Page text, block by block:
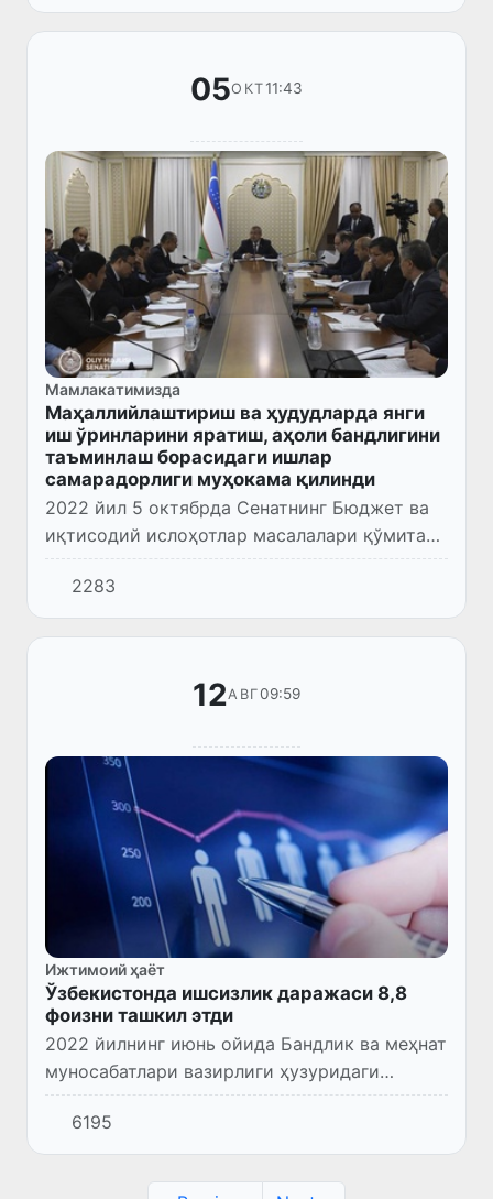
амалга оширилган ишларни ўр...
05ОКТ11:43
Мамлакатимизда
Маҳаллийлаштириш ва ҳудудларда янги
иш ўринларини яратиш, аҳоли бандлигини
таъминлаш борасидаги ишлар
самарадорлиги муҳокама қилинди
2022 йил 5 октябрда Сенатнинг Бюджет ва
иқтисодий ислоҳотлар масалалари қўмитаси
мажлиси бўлиб ўтди.
2283
12АВГ09:59
Ижтимоий ҳаёт
Ўзбекистонда ишсизлик даражаси 8,8
фоизни ташкил этди
2022 йилнинг июнь ойида Бандлик ва меҳнат
муносабатлари вазирлиги ҳузуридаги
Меҳнат бозори тадқиқотлари институти
томонидан республикамизнинг 108 та шаҳар
ва туманларида навбатдаги...
6195